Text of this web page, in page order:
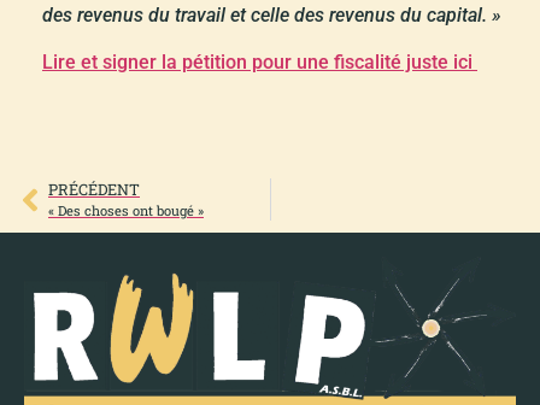
des revenus du travail et celle des revenus du capital. »
Lire et signer la pétition pour une fiscalité juste ici
PRÉCÉDENT
« Des choses ont bougé »